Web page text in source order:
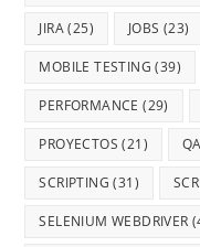
JIRA(25) JOBS (23)
MOBILE TESTING (39)
PERFORMANCE (29)
PROYECTOS (21) QA
SCRIPTING (31)
SELENIUM WEBDRIVER